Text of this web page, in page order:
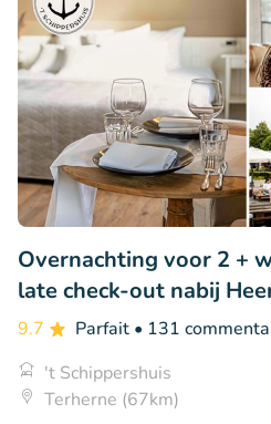
Overnachting voor 2 +
late check-out nabij
9.7 Parfait • 131
't Schippershuis
Terherne (67km)